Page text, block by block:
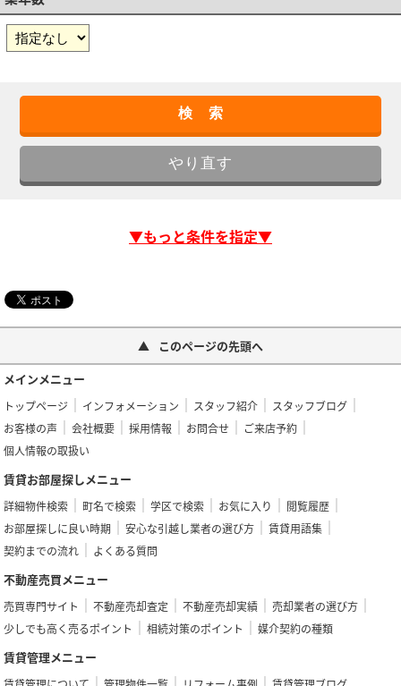
▼もっと条件を指定▼
このページの先頭へ
メインメニュー
トップページ インフォメーション スタッフ紹介
スタッフブログ
お客様の声
会社概要 採用情報 お問合せ
ご来店予約
個人情報の取扱い
賃貸お部屋探しメニュー
詳細物件検索 町名で検索 学区で検索 お気に入り
閲覧履歴
お部屋探しに良い時期
安心な引越し業者の選び方
賃貸用語集
契約までの流れ
よくある質問
不動産売買メニュー
売買専門サイト 不動産売却査定 不動産売却実績
売却業者の選び方
少しでも高く売るポイント
相続対策のポイント 媒介契約の種類
賃貸管理メニュー